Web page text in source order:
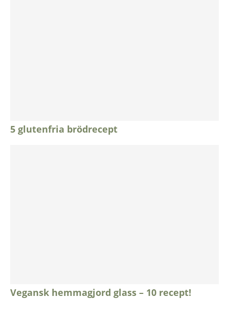
5 glutenfria brödrecept
Vegansk hemmagjord glass – 10 recept!